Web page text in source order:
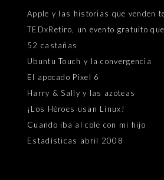
Apple y las historias que venden
TEDxRetiro, un evento gratuito
52 castañas
Ubuntu Touch y la convergencia
El apocado Pixel 6
Harry & Sally y las azoteas
¡Los Héroes usan Linux!
Cuando iba al cole con mi hijo
Estadísticas abril 2008